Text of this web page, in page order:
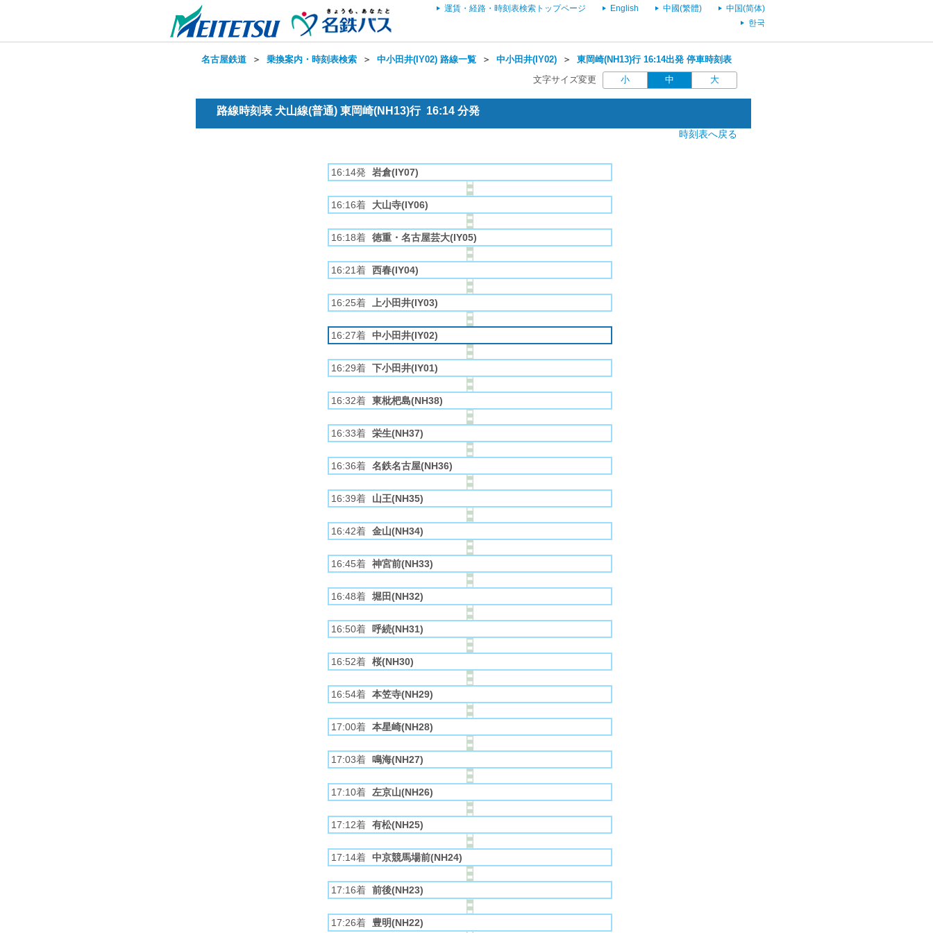
運賃・経路・時刻表検索トップページ English 中國(繁體)
中国(简体)
한국
名古屋鉄道 ＞ 乗換案内・時刻表検索 ＞ 中小田井(IY02) 路線一覧 ＞ 中小田井(IY02) ＞ 東岡崎(NH13)行 16:14出発 停車時刻表
文字サイズ変更 小 中 大
路線時刻表 犬山線(普通) 東岡崎(NH13)行 16:14 分発
時刻表へ戻る
16:14発 岩倉(IY07)
16:16着 大山寺(IY06)
16:18着 徳重・名古屋芸大(IY05)
16:21着 西春(IY04)
16:25着 上小田井(IY03)
16:27着 中小田井(IY02)
16:29着 下小田井(IY01)
16:32着 東枇杷島(NH38)
16:33着 栄生(NH37)
16:36着 名鉄名古屋(NH36)
16:39着 山王(NH35)
16:42着 金山(NH34)
16:45着 神宮前(NH33)
16:48着 堀田(NH32)
16:50着 呼続(NH31)
16:52着 桜(NH30)
16:54着 本笠寺(NH29)
17:00着 本星崎(NH28)
17:03着 鳴海(NH27)
17:10着 左京山(NH26)
17:12着 有松(NH25)
17:14着 中京競馬場前(NH24)
17:16着 前後(NH23)
17:26着 豊明(NH22)